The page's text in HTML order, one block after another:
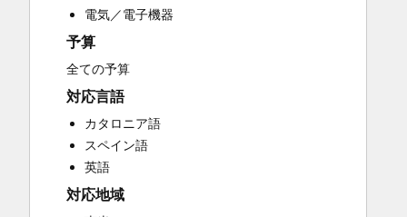
電気／電子機器
予算
全ての予算
対応言語
カタロニア語
スペイン語
英語
対応地域